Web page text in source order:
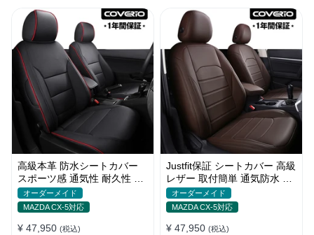
高級本革 防水シートカバー
スポーツ感 通気性 耐久性 オ
ーダーメイド 4色 全席セット
オーダーメイド
MAZDA CX-5対応
¥ 47,950 (税込)
Justfit保証 シートカバー 高級
レザー 取付簡単 通気防水 お
しゃれ オーダーメイド 全席
セット
オーダーメイド
MAZDA CX-5対応
¥ 47,950 (税込)